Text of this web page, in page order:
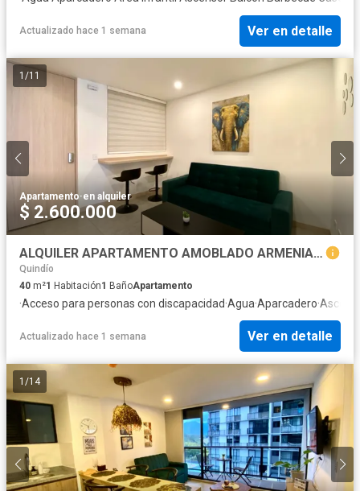
Actualizado hace 1 semana Ver en detalle
1 /11
Apartamento·en alquiler
$ 2.600.000
ALQUILER APARTAMENTO AMOBLADO ARMENIA PARA ESTRENAR BELMONTE
Quindío
40 m²1 Habitación1 BañoApartamento
·Acceso para personas con discapacidad·Agua·Aparcadero·
Actualizado hace 1 semana Ver en detalle
1 /14